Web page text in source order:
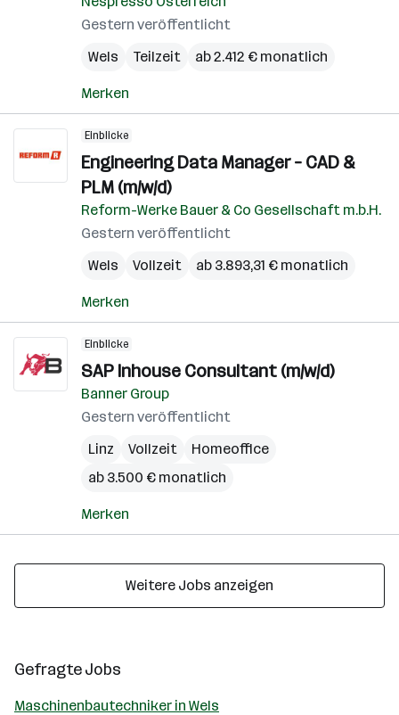
Gestern veröffentlicht
Wels
Teilzeit ab 2.412 € monatlich
Merken
Einblicke
Engineering Data Manager – CAD &
PLM (m/w/d)
Reform-Werke Bauer & Co Gesellschaft m.b.H.
Gestern veröffentlicht
Wels
Vollzeit ab 3.893,31 € monatlich
Merken
Einblicke
SAP Inhouse Consultant (m/w/d)
Banner Group
Gestern veröffentlicht
Linz
Vollzeit
Homeoffice
ab 3.500 € monatlich
Merken
Weitere Jobs anzeigen
Gefragte Jobs
Maschinenbautechniker in Wels